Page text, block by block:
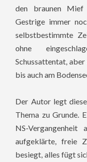
den braunen
Gestrige immer
selbstbestimmte
ohne
Schussattentat,
bis auch am
Der Autor legt
Thema zu Grunde.
NS-
aufgeklärte, freie
besiegt, alles fügt